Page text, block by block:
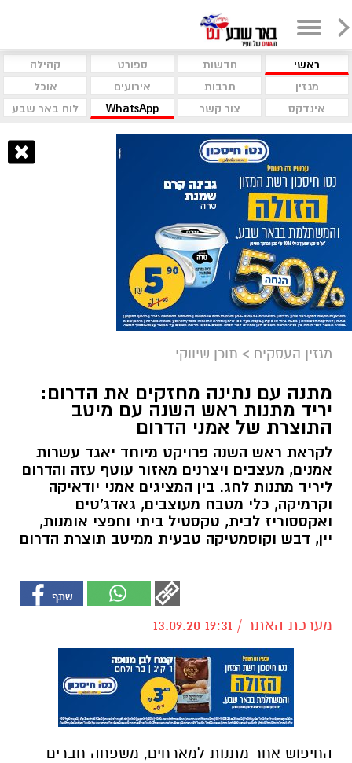
ראשי חדשות ספורט
קהילה
מגזין
תרבות אירועים
אוכל
אינדקס
צור קשר WhatsApp לוח באר שבע
מגזין העסקים > תוכן שיווקי
מתנה עם נתינה מחזקים את הדרום:
יריד מתנות ראש השנה עם מיטב
התוצרת של אמני הדרום
לקראת ראש השנה פרויקט מיוחד יאגד עשרות
אמנים, מעצבים ויצרנים מאזור עוטף עזה והדרום
ליריד מתנות לחג. בין המציגים אמני יודאיקה
וקרמיקה, כלי מטבח מעוצבים, גאדג'טים
ואקססוריז לבית, טקסטיל ביתי וחפצי אומנות,
יין, דבש וקוסמטיקה טבעית ממיטב תוצרת הדרום
מערכת האתר / 19:31 13.09.20
החיפוש אחר מתנות למארחים, משפחה חברים